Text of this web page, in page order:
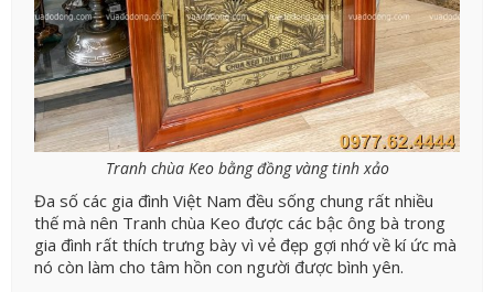
Tranh chùa Keo bằng đồng vàng tinh xảo
Đa số các gia đình Việt Nam đều sống chung rất nhiều
thế mà nên Tranh chùa Keo được các bậc ông bà trong
gia đình rất thích trưng bày vì vẻ đẹp gợi nhớ về kí ức mà
nó còn làm cho tâm hồn con người được bình yên.